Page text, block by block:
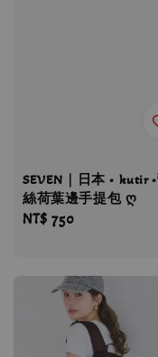
SEVEN｜日本 • kutir
絲荷葉邊手提包 ღ
Regular
NT$ 750